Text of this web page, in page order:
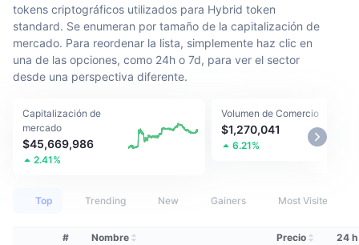
Imágenes antiguas
Desbloqueos de tokens
Activos del mundo real
Mercado Spot
Núm. de criptomonedas
Tesorerías de BNB
Más populares
Nuevo
Explorador de memes
Exchanges centralizados
Spot
Exchanges descentralizados
Comunidad
Feeds
Directos
API
Cripto API
Productos
tokens criptográficos utilizados para Hybrid token
standard. Se enumeran por tamaño de la capitalización de
mercado. Para reordenar la lista, simplemente haz clic en
una de las opciones, como 24h o 7d, para ver el sector
desde una perspectiva diferente.
Capitalización de
mercado
$45,669,986
2.41%
Volumen de Comercio
$1,270,041
6.21%
Top Trending New Gainers Most Visited
# Nombre Precio 24 h